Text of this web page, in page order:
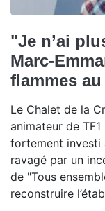
"Je n’ai
Marc-
flammes au
Le Chalet de la
animateur de
fortement investi
ravagé par un
de "Tous
reconstruire